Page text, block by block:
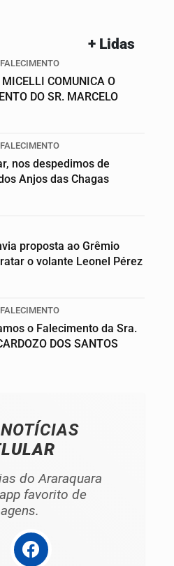
+ Lidas
MICELLI COMUNICA O
DO SR. MARCELO
nos despedimos de
Anjos das Chagas
proposta ao Grêmio
o volante Leonel Pérez
o Falecimento da Sra.
DOS SANTOS
do Araraquara
favorito de